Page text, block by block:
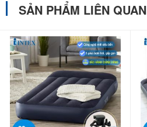
SẢN PHẨM LIÊN QUAN